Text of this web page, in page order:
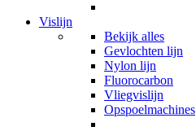
Vislijn
Bekijk alles
Gevlochten lijn
Nylon lijn
Fluorocarbon
Vliegvislijn
Opspoelmachines